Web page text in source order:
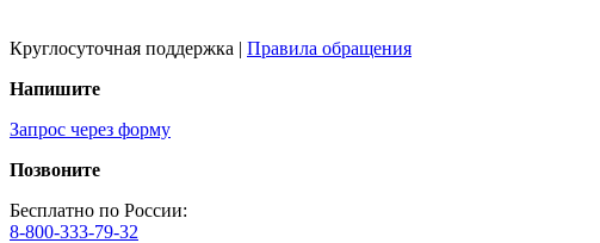
Круглосуточная поддержка | Правила обращения
Напишите
Запрос через форму
Позвоните
Бесплатно по России:
8-800-333-79-32